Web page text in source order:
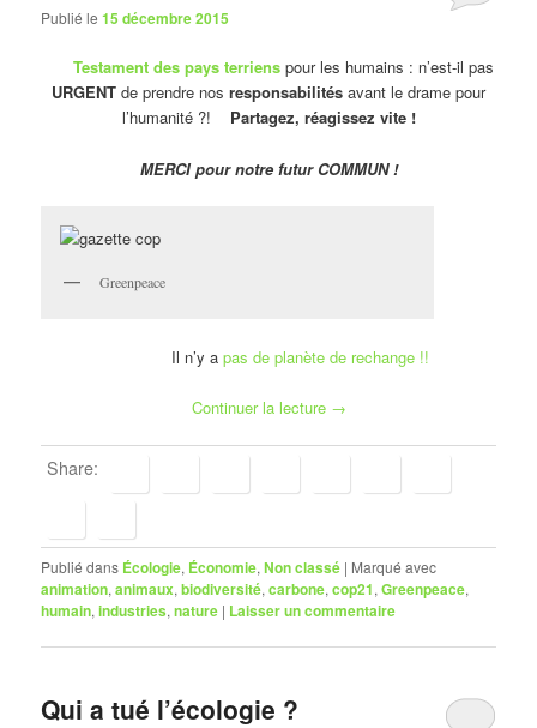
Publié le15 décembre 2015
Testament des pays terrienspour les humains : n’est-il pas
URGENT de prendre nos responsabilités avant le drame pour
l’humanité ?!
Partagez, réagissez vite !
MERCI pour notre futur COMMUN !
Greenpeace
Il n’y a pas de planète de rechange !!
Continuer la lecture →
Share:
Publié dans Écologie, Économie,Non classé | Marqué avec
animation,animaux,biodiversité,carbone,cop21,Greenpeace,
humain,industries,nature | Laisser un commentaire
Qui a tué l’écologie ?